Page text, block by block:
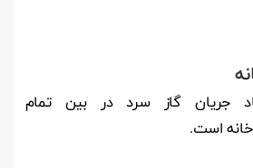
جریان گاز سرد در بین تمام
است.